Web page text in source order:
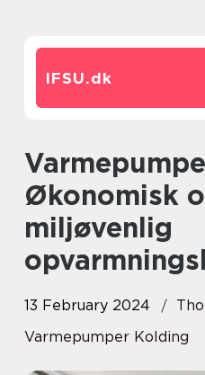
IFSU.dk
Varmepumper i Kolding:
Økonomisk
miljøvenlig
13 February 2024
Varmepumper Kolding